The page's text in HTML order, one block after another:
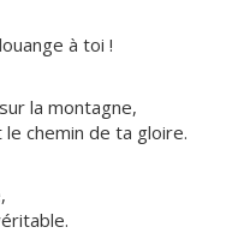
à toi !
la montagne,
chemin de ta gloire.